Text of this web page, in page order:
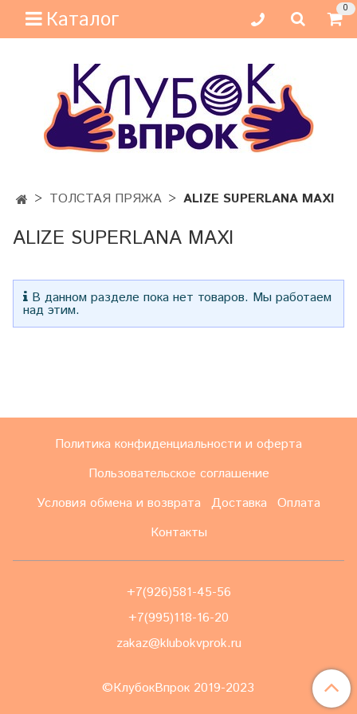
Каталог 0
ТОЛСТАЯ ПРЯЖА ALIZE SUPERLANA MAXI
ALIZE SUPERLANA MAXI
В данном разделе пока нет товаров. Мы работаем
над этим.
Политика конфиденциальности и оферта
Пользовательское соглашение
Условия обмена и возврата
Доставка
Оплата
Контакты
+7(926)581-45-56
+7(995)118-16-20
zakaz@klubokvprok.ru
©КлубокВпрок 2019-2023